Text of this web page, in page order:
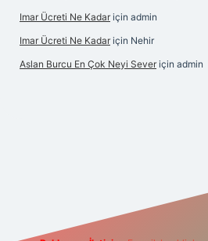
Imar Ücreti Ne Kadar için admin
Imar Ücreti Ne Kadar için Nehir
Aslan Burcu En Çok Neyi Sever için admin